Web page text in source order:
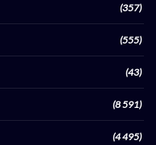
(357)
(555)
(43)
(8 591)
(4 495)